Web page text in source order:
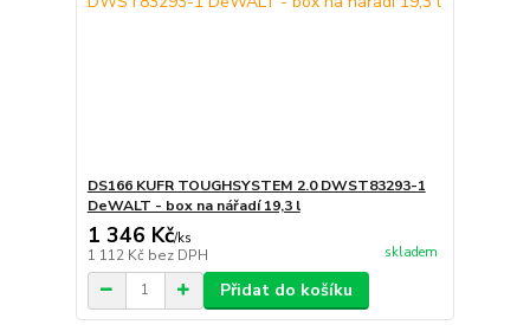
DS166 KUFR TOUGHSYSTEM 2.0 DWST83293-1
DeWALT - box na nářadí 19,3 l
1 346 Kč/ks
1 112 Kč bez DPH skladem
Přidat do košíku